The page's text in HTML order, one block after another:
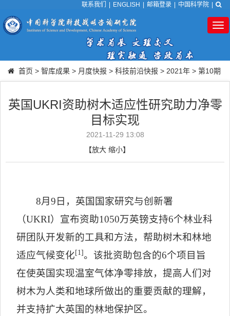
联系我们 ENGLISH 邮箱登录 中国科学院
首页 > 智库成果 > 月度快报 > 科技前沿快报 > 2021年 > 第10期
英国UKRI资助树木适应性研究助力净零
目标实现
2021-11-29 13:08
【放大 缩小】
8月 9 日，英国国家研究与创新署
（UKRI）宣布资助1050万英镑支持6个林业科
研团队开发新的工具和方法，帮助树木和林地
适应气候变化 [1]。该批资助包含的6个项目旨
在使英国实现温室气体净零排放，提高人们对
树木为人类和地球所做出的重要贡献的理解，
并支持扩大英国的林地保护区。